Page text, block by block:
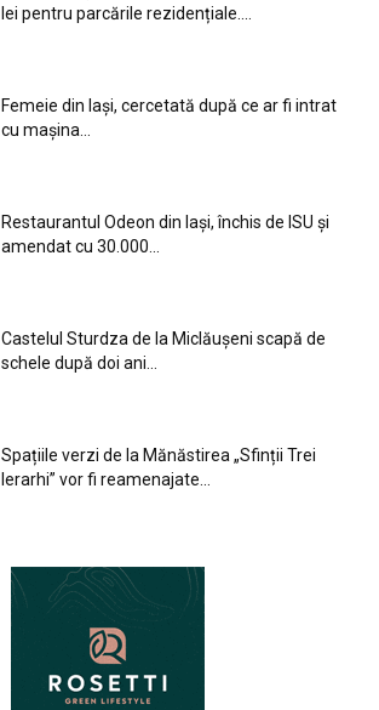
lei pentru parcările rezidențiale....
Femeie din Iași, cercetată după ce ar fi intrat
cu mașina...
Restaurantul Odeon din Iași, închis de ISU și
amendat cu 30.000...
Castelul Sturdza de la Miclăușeni scapă de
schele după doi ani...
Spațiile verzi de la Mănăstirea „Sfinții Trei
Ierarhi” vor fi reamenajate...